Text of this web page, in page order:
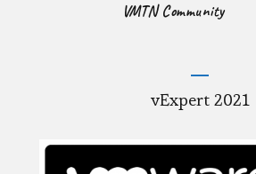
VMTN Community
vExpert 2021